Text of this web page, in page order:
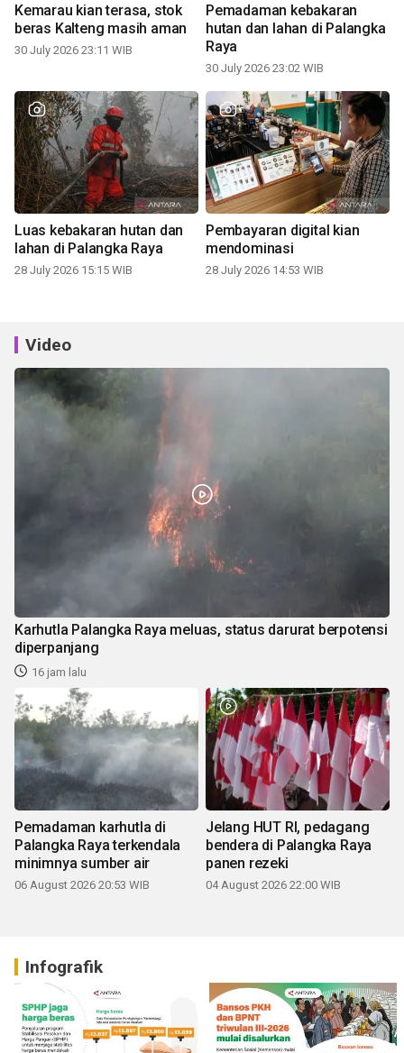
Kemarau kian terasa, stok
beras Kalteng masih aman
30 July 2026 23:11 WIB
Pemadaman kebakaran
hutan dan lahan di Palangka
Raya
30 July 2026 23:02 WIB
Luas kebakaran hutan dan
lahan di Palangka Raya
28 July 2026 15:15 WIB
Pembayaran digital kian
mendominasi
28 July 2026 14:53 WIB
Video
Karhutla Palangka Raya meluas, status darurat berpotensi
diperpanjang
16 jam lalu
Pemadaman karhutla di
Palangka Raya terkendala
minimnya sumber air
06 August 2026 20:53 WIB
Jelang HUT RI, pedagang
bendera di Palangka Raya
panen rezeki
04 August 2026 22:00 WIB
Infografik